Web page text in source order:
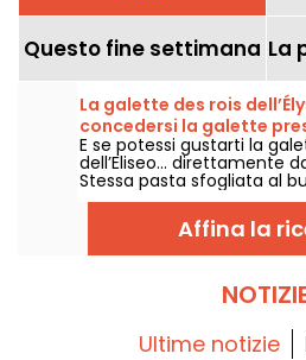
Questo fine settimana La
La galette des rois
concedersi la galette
versione familiare? - foto
E se potessi gustarti la
dell’Eliseo… direttamente
Stessa pasta sfogliata al
frangipane fatta in casa,
la fève per proclamare re
di una fetta. È disponibile
in una panetteria
palazzo, ma pensata per i
Affina la
Ultime notizie